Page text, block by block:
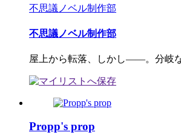
不思議ノベル制作部
不思議ノベル制作部
屋上から転落、しかし――。分岐
Propp's prop